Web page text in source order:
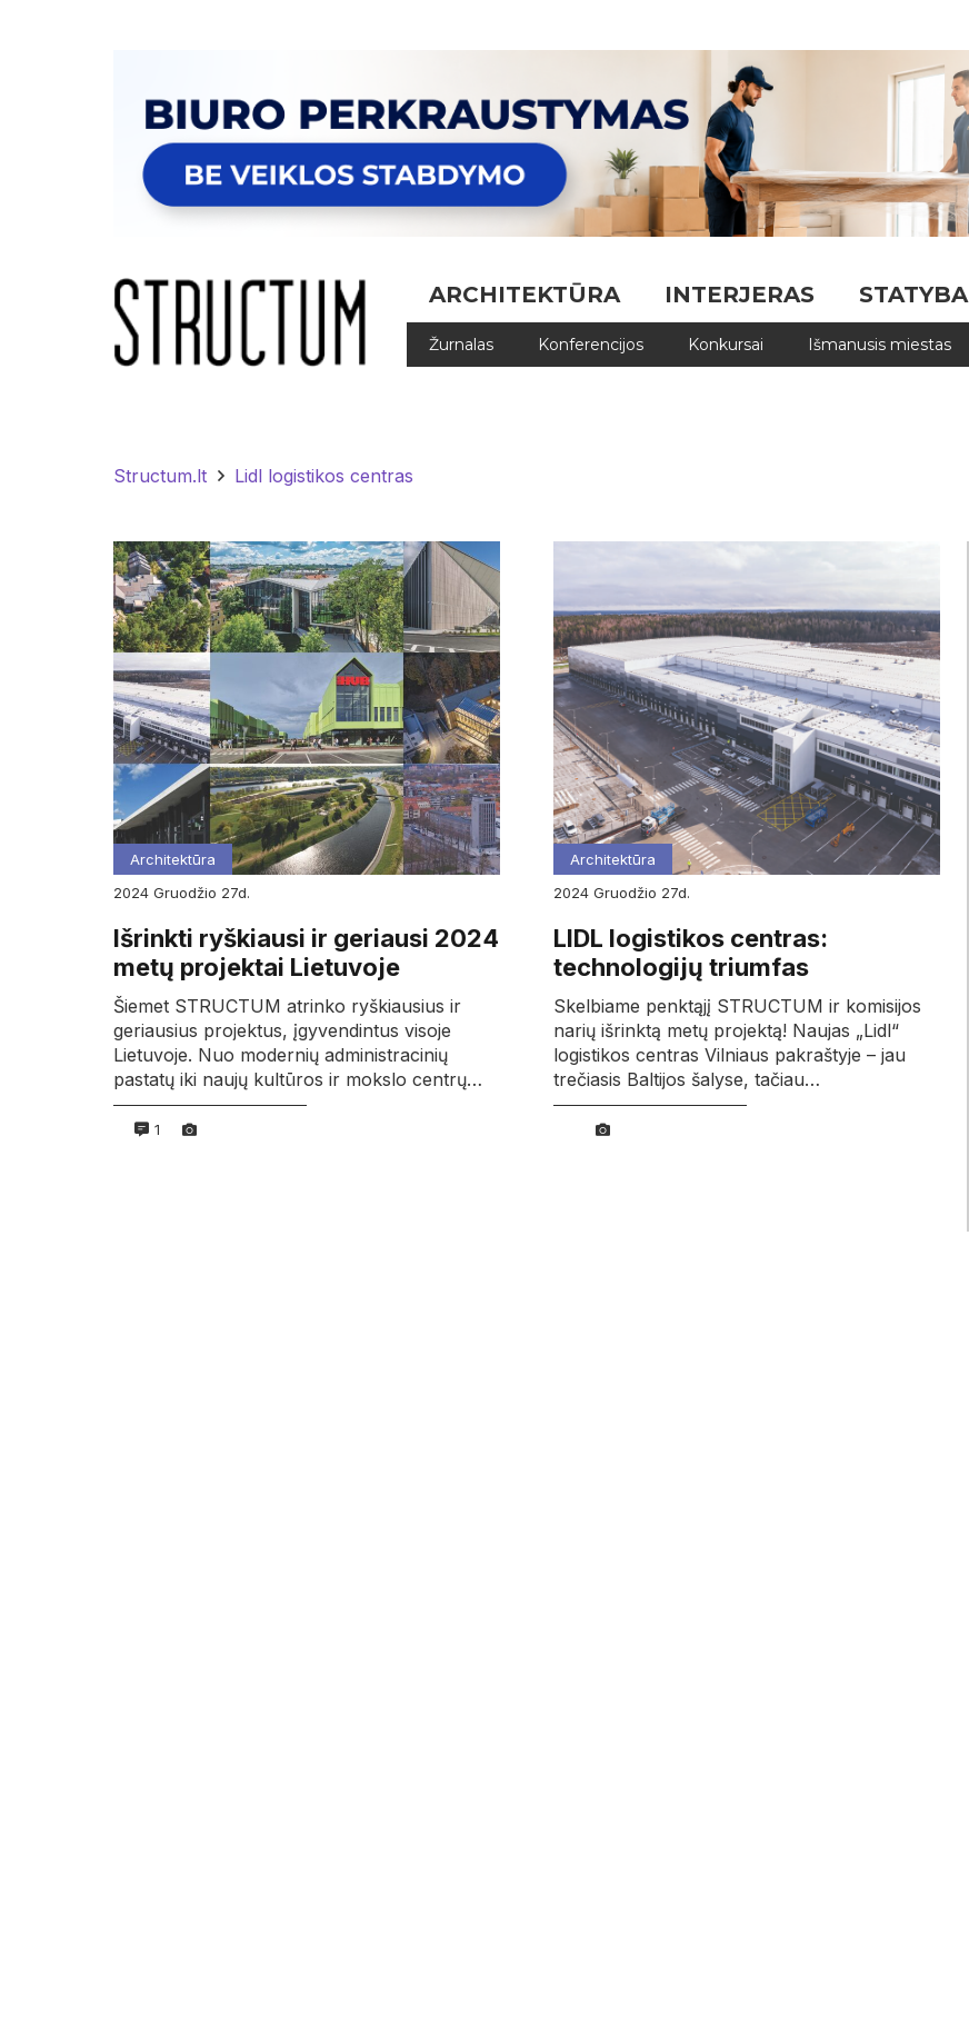
ARCHITEKTŪRA INTERJERAS STATYBA
Žurnalas Konferencijos Konkursai Išmanusis miestas
Structum.lt Lidl logistikos centras
Architektūra
2024
gruodžio 27d.
Išrinkti ryškiausi ir geriausi 2024
metų projektai Lietuvoje
Šiemet STRUCTUM atrinko ryškiausius ir
geriausius projektus, įgyvendintus visoje
Lietuvoje. Nuo modernių administracinių
pastatų iki naujų kultūros ir mokslo centrų…
1
Architektūra
2024
gruodžio 27d.
LIDL logistikos centras:
technologijų triumfas
Skelbiame penktąjį STRUCTUM ir komisijos
narių išrinktą metų projektą! Naujas „Lidl“
logistikos centras Vilniaus pakraštyje – jau
trečiasis Baltijos šalyse, tačiau…